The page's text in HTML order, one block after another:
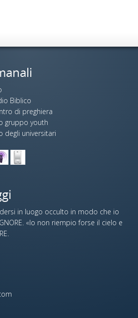
Biblico
di preghiera
gruppo youth
degli universitari
in luogo occulto in modo che io
«Io non riempio forse il cielo e